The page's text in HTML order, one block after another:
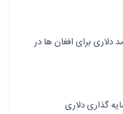
برای افغان ها در
گذاری دلاری